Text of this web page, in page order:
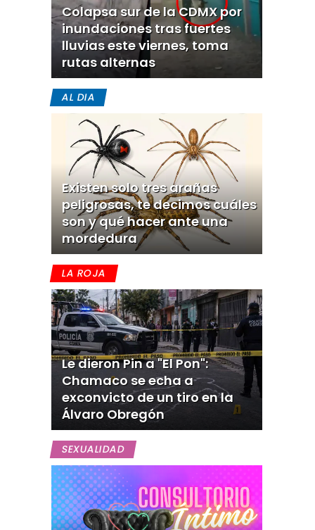
Colapsa sur de la CDMX por
inundaciones tras fuertes
lluvias este viernes, toma
rutas alternas
AL DIA
Existen solo tres arañas
peligrosas, te decimos cuáles
son y qué hacer ante una
mordedura
LA ROJA
Le dieron Pin a "El Pon":
Chamaco se echa a
exconvicto de un tiro en la
Álvaro Obregón
SEXUALIDAD